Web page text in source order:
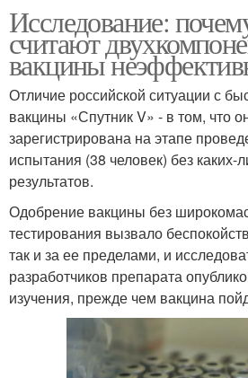
Исследование:
считают
вакцины
Отличие российской ситуации с
вакцины «Спутник V» - в том, что
зарегистрирована на этапе
испытания (38 человек) без каких-
результатов.
Одобрение вакцины без
тестирования вызвало
так и за ее пределами, и
разработчиков препарата
изучения, прежде чем вакцина